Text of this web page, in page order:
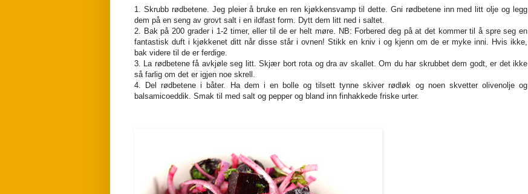
1. Skrubb rødbetene. Jeg pleier å bruke en ren kjøkkensvamp til dette. Gni rødbetene inn med litt olje og legg
dem på en seng av grovt salt i en ildfast form. Dytt dem litt ned i saltet.
2. Bak på 200 grader i 1-2 timer, eller til de er helt møre. NB: Forbered deg på at det kommer til å spre seg en
fantastisk duft i kjøkkenet ditt når disse står i ovnen! Stikk en kniv i og kjenn om de er myke inni. Hvis ikke,
bak videre til de er ferdige.
3. La rødbetene få avkjøle seg litt. Skjær bort rota og dra av skallet. Om du har skrubbet dem godt, er det ikke
så farlig om det er igjen noe skrell.
4. Del rødbetene i båter. Ha dem i en bolle og tilsett tynne skiver rødløk og noen skvetter olivenolje og
balsamicoeddik. Smak til med salt og pepper og bland inn finhakkede friske urter.